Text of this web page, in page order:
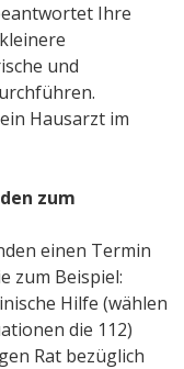
Ihre
und
Hausarzt im
zum
einen Termin
zum Beispiel:
Hilfe (wählen
die 112)
Rat bezüglich